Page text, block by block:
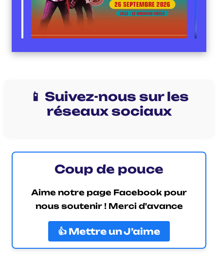
📱 Suivez-nous sur les
réseaux sociaux
Coup de pouce
Aime notre page Facebook pour
nous soutenir ! Merci d'avance
👍 Mettre un J’aime